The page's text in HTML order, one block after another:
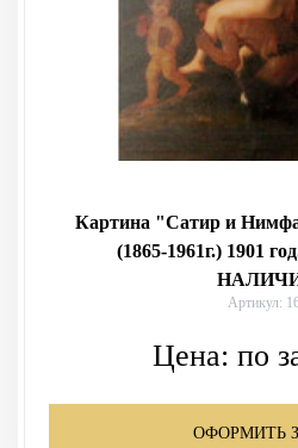
Картина "Сатир и
(1865-1961г.) 1901
Артикул:
Цена: по
ОФОРМИТЬ